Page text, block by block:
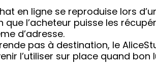
en ligne se reproduise lors
l’acheteur puisse les
d’adresse.
pas à destination, le
l’utiliser sur place quand bon